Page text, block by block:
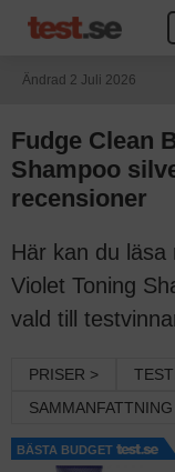
Ändrad 2 Juli 2026
Fudge Clean
Shampoo
recensioner
Här kan du läsa
Violet Toning
vald till
PRISER >
BÄSTA BUDGET